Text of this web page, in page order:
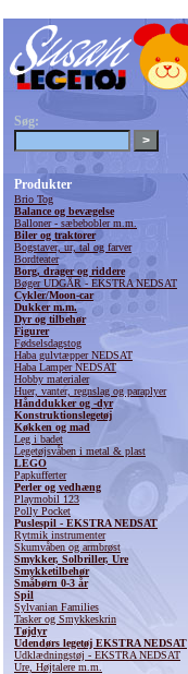
Søg:
Produkter
Brio Tog
Balance og bevægelse
Balloner - sæbebobler m.m.
Biler og traktorer
Bogstaver, ur, tal og farver
Bordteater
Borg, drager og riddere
Bøger UDGÅR - EKSTRA NEDSAT
Cykler/Moon-car
Dukker m.m.
Dyr og tilbehør
Figurer
Fødselsdagstog
Haba gulvtæpper NEDSAT
Haba Lamper NEDSAT
Hobby materialer
Huer, vanter, regnslag og paraplyer
Hånddukker og -dyr
Konstruktionslegetøj
Køkken og mad
Leg i badet
Legetøjsvåben i metal & plast
LEGO
Papkufferter
Perler og vedhæng
Playmobil 123
Polly Pocket
Puslespil - EKSTRA NEDSAT
Rytmik instrumenter
Skumvåben og armbrøst
Smykker, Solbriller, Ure
Smykketilbehør
Småbørn 0-3 år
Spil
Sylvanian Families
Tasker og Smykkeskrin
Tøjdyr
Udendørs legetøj EKSTRA NEDSAT
Udklædningstøj - EKSTRA NEDSAT
Ure, Højtalere m.m.